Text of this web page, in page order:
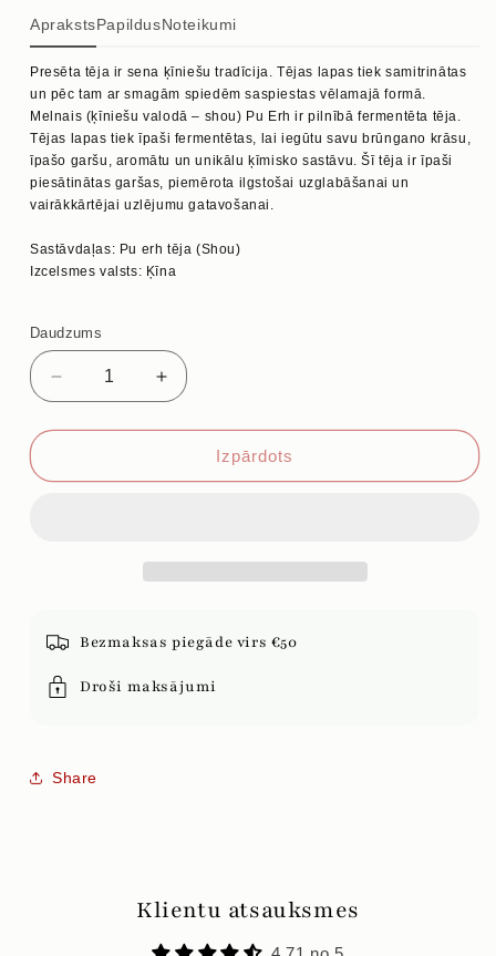
AprakstsPapildusNoteikumi
Presēta tēja ir sena ķīniešu tradīcija. Tējas lapas tiek samitrinātas
un pēc tam ar smagām spiedēm saspiestas vēlamajā formā.
Melnais (ķīniešu valodā – shou) Pu Erh ir pilnībā fermentēta tēja.
Tējas lapas tiek īpaši fermentētas, lai iegūtu savu brūngano krāsu,
īpašo garšu, aromātu un unikālu ķīmisko sastāvu. Šī tēja ir īpaši
piesātinātas garšas, piemērota ilgstošai uzglabāšanai un
vairākkārtējai uzlējumu gatavošanai.
Sastāvdaļas: Pu erh tēja (Shou)
Izcelsmes valsts: Ķīna
Daudzums
Samazināt
daudzumu
priekš
ERH
Palielināt
daudzumu
priekš
ERH
Izpārdots
Bezmaksas piegāde virs €50
Droši maksājumi
Share
Klientu atsauksmes